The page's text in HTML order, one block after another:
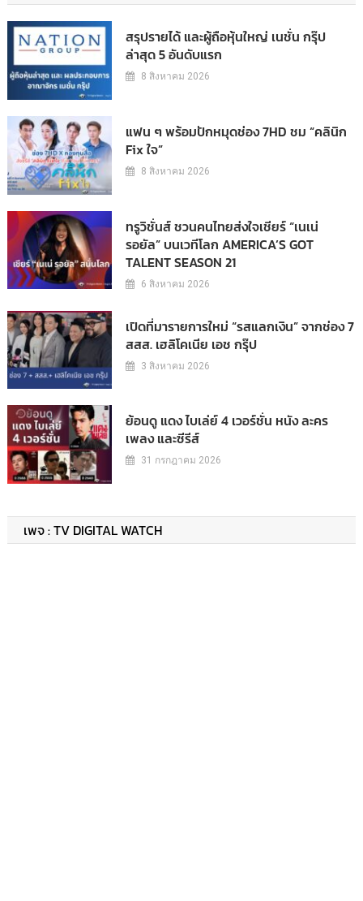
สรุปรายได้ และผู้ถือหุ้นใหญ่ เนชั่น กรุ๊ป
ล่าสุด 5 อันดับแรก
8 สิงหาคม 2026
แฟน ๆ พร้อมปักหมุดช่อง 7HD ชม “คลินิก
Fix ใจ”
8 สิงหาคม 2026
ทรูวิชั่นส์ ชวนคนไทยส่งใจเชียร์ “เนเน่
รอยัล” บนเวทีโลก AMERICA’S GOT
TALENT SEASON 21
6 สิงหาคม 2026
เปิดที่มารายการใหม่ “รสแลกเงิน” จากช่อง 7
สสส. เฮลิโคเนีย เอช กรุ๊ป
3 สิงหาคม 2026
ย้อนดู แดง ไบเล่ย์ 4 เวอร์ชั่น หนัง ละคร
เพลง และซีรีส์
31 กรกฎาคม 2026
เพจ : TV DIGITAL WATCH